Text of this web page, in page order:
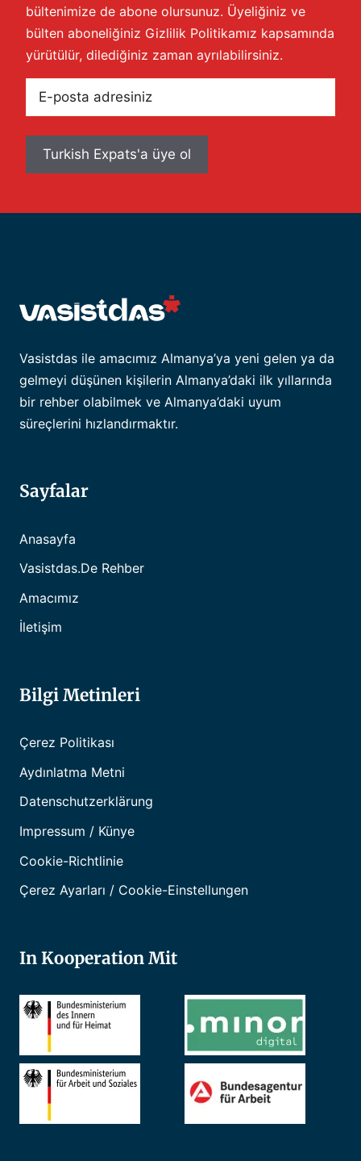
bültenimize de abone olursunuz. Üyeliğiniz ve
bülten aboneliğiniz Gizlilik Politikamız kapsamında
yürütülür, dilediğiniz zaman ayrılabilirsiniz.
posta
Vasistdas ile amacımız Almanya’ya yeni gelen ya da
gelmeyi düşünen kişilerin Almanya’daki ilk yıllarında
bir rehber olabilmek ve Almanya’daki uyum
süreçlerini hızlandırmaktır.
Sayfalar
Anasayfa
Vasistdas.de Rehber
Amacımız
İletişim
Bilgi Metinleri
Çerez Politikası
Aydınlatma Metni
Datenschutzerklärung
Impressum / Künye
Cookie-Richtlinie
Çerez Ayarları / Cookie-Einstellungen
In Kooperation Mit